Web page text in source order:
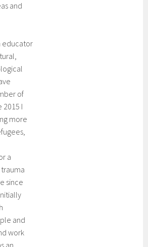
and
educator
of
2015 I
more
a
since
and
work